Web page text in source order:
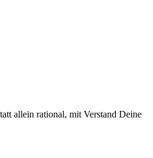
allein rational, mit Verstand Deine